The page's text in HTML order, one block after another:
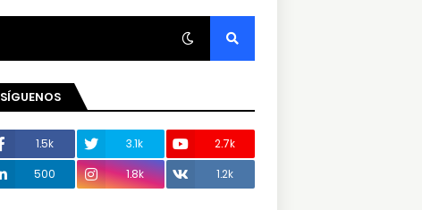
SÍGUENOS
1.5k 3.1k
2.7k
500
1.8k 1.2k